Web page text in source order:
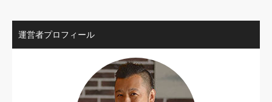
運営者プロフィール